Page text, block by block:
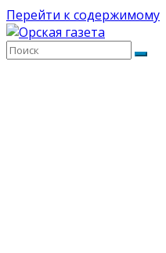
Перейти к содержимому